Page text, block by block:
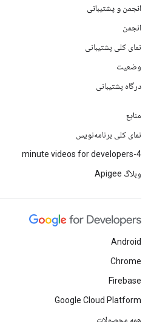
انجمن و پشتیبانی
انجمن
نمای کلی پشتیبانی
وضعیت
درگاه پشتیبانی
منابع
نمای کلی برنامه‌نویس
4-minute videos for developers
وبلاگ Apigee
Android
Chrome
Firebase
Google Cloud Platform
همه محصولات